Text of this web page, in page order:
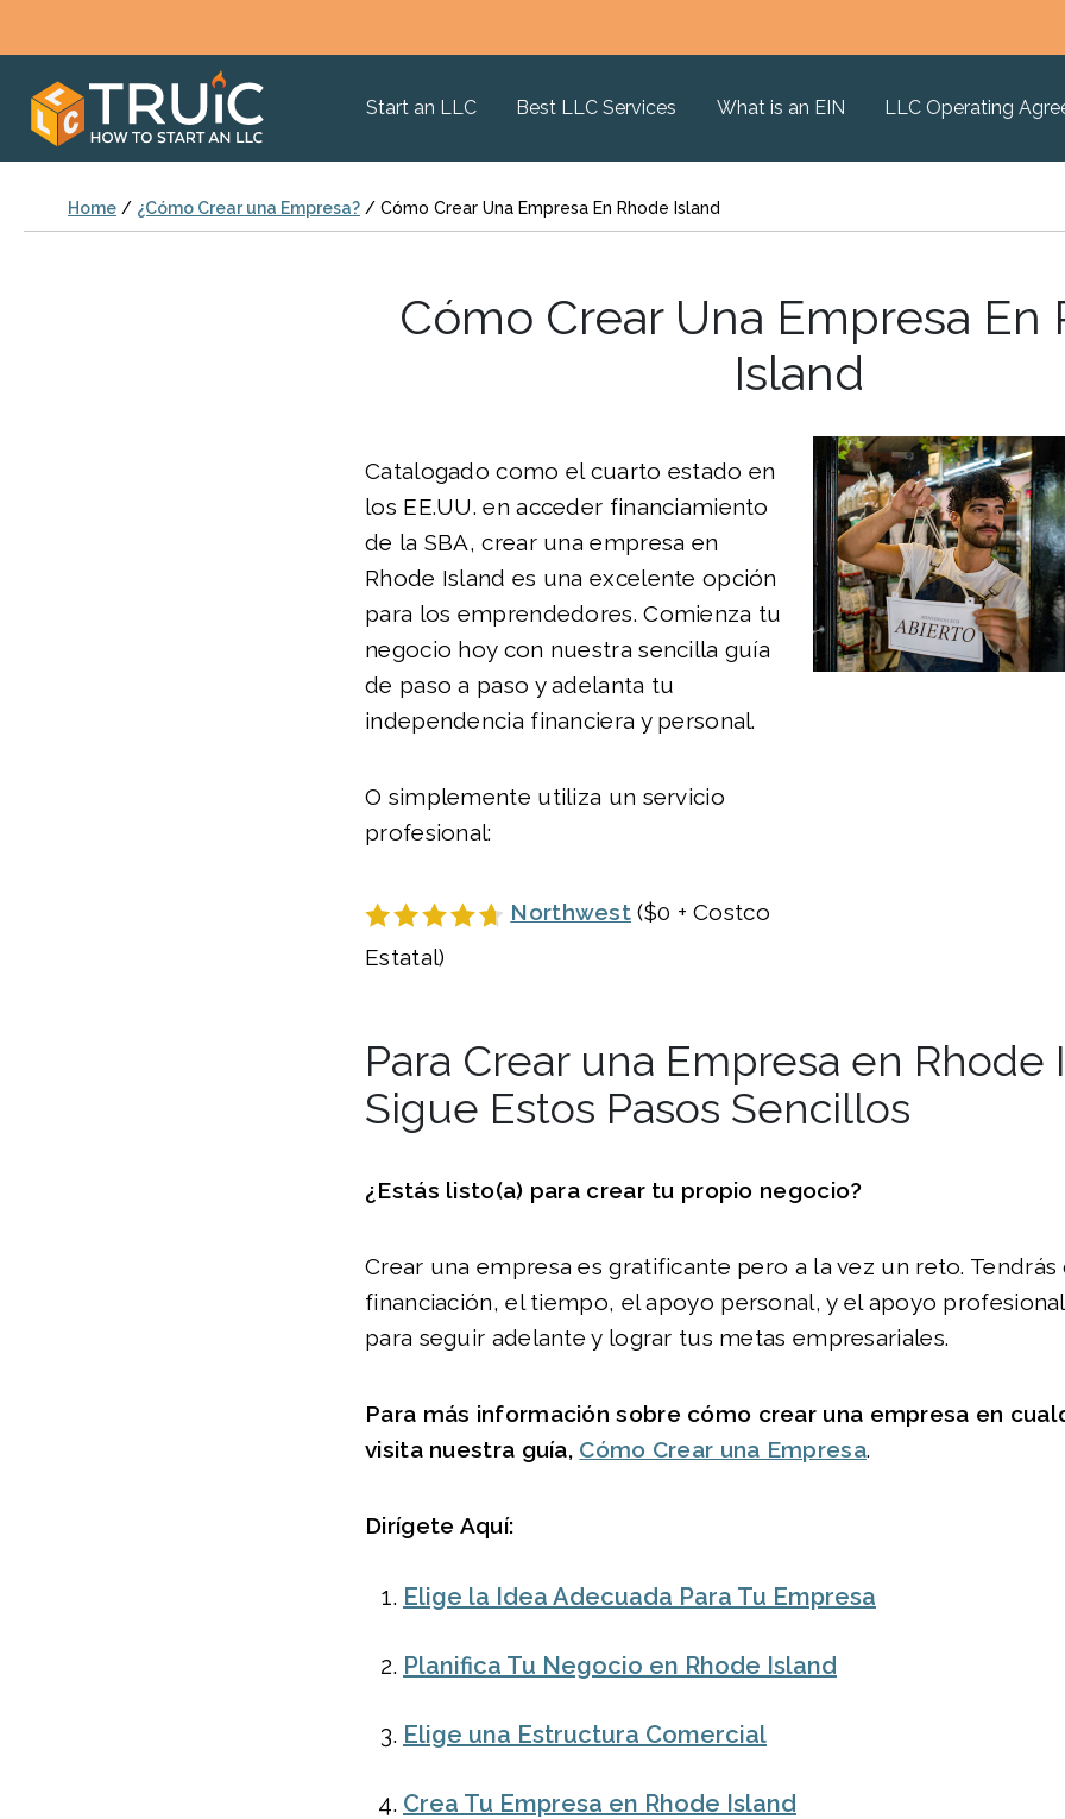
Start an LLC Best LLC Services What is an EIN LLC Operating
Home / ¿Cómo Crear una Empresa? / Cómo Crear Una Empresa En Rhode Island
Cómo Crear Una Empresa En
Island
Catalogado como el cuarto estado en
los EE.UU. en acceder financiamiento
de la SBA, crear una empresa en
Rhode Island es una excelente opción
para los emprendedores. Comienza tu
negocio hoy con nuestra sencilla guía
de paso a paso y adelanta tu
independencia financiera y personal.
O simplemente utiliza un servicio
profesional:
Northwest ($0 + Costco
Estatal)
Para Crear una Empresa en Rhode
Sigue Estos Pasos Sencillos
¿Estás listo(a) para crear tu propio negocio?
Crear una empresa es gratificante pero a la vez un reto. Tendrás
financiación, el tiempo, el apoyo personal, y el apoyo
para seguir adelante y lograr tus metas empresariales.
Para más información sobre cómo crear una empresa en
visita nuestra guía, Cómo Crear una Empresa.
Dirígete Aquí:
Elige la Idea Adecuada Para Tu Empresa
Planifica Tu Negocio en Rhode Island
Elige una Estructura Comercial
Crea Tu Empresa en Rhode Island